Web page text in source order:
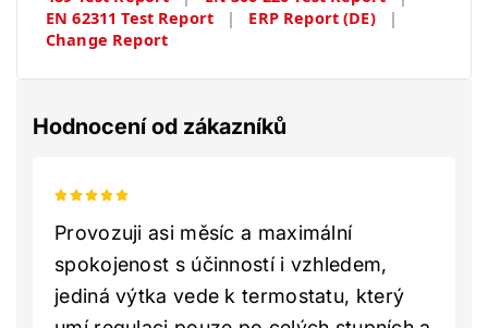
EN 62311 Test Report
| ERP Report (DE)
|
Change Report
Hodnocení od zákazníků
Provozuji asi měsíc a maximální
spokojenost s účinností i vzhledem,
jediná výtka vede k termostatu, který